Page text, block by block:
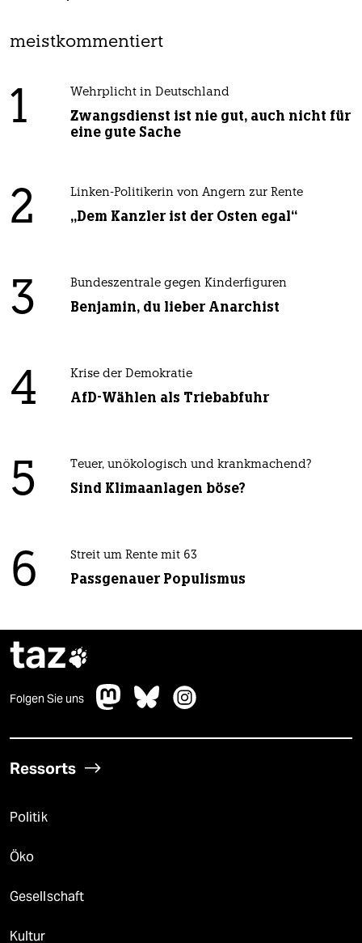
meistkommentiert
1 Wehrplicht in Deutschland
Zwangsdienst ist nie gut, auch nicht für
eine gute Sache
2 Linken-Politikerin von Angern zur Rente
„Dem Kanzler ist der Osten egal“
3 Bundeszentrale gegen Kinderfiguren
Benjamin, du lieber Anarchist
4 Krise der Demokratie
AfD-Wählen als Triebabfuhr
5 Teuer, unökologisch und krankmachend?
Sind Klimaanlagen böse?
6 Streit um Rente mit 63
Passgenauer Populismus
taz
Folgen Sie uns
Ressorts
Politik
Öko
Gesellschaft
Kultur